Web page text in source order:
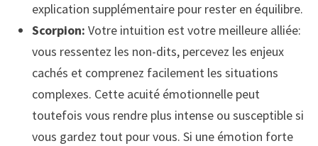
explication supplémentaire pour rester en équilibre.
Scorpion: Votre intuition est votre meilleure alliée:
vous ressentez les non-dits, percevez les enjeux
cachés et comprenez facilement les situations
complexes. Cette acuité émotionnelle peut
toutefois vous rendre plus intense ou susceptible si
vous gardez tout pour vous. Si une émotion forte